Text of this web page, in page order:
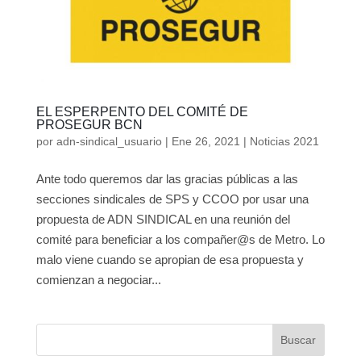
EL ESPERPENTO DEL COMITÉ DE
PROSEGUR BCN
por adn-sindical_usuario| Ene 26, 2021 | Noticias 2021
Ante todo queremos dar las gracias públicas a las
secciones sindicales de SPS y CCOO por usar una
propuesta de ADN SINDICAL en una reunión del
comité para beneficiar a los compañer@s de Metro. Lo
malo viene cuando se apropian de esa propuesta y
comienzan a negociar...
Buscar